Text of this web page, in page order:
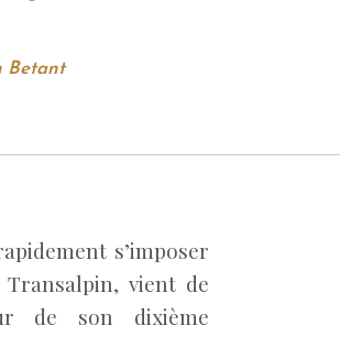
Betant
s’imposer
vient de
de son dixième